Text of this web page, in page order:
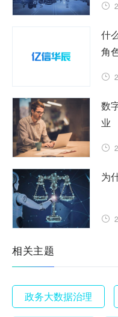
什
角
数
业
为
相关主题
政务大数据治理